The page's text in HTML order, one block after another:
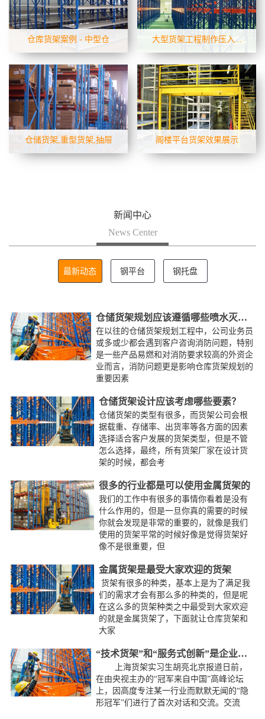
仓库货架案例 - 中型仓
此类仓库中，低、高位仓库大
多用前移式电瓶叉车、平衡重
电瓶叉车、三向叉车进行存取
作业，货架较矮时也可用电动
堆高机，超高位仓库用堆垛机
进行存取作
大型货架工程制作压入...
依据先进后出的原则，将托盘
（或料箱）置于台车上，后储
存的货物会将原先货物推往里
面；台车跨于倾斜轨道上，当
外侧货物被取走时，里面的台
车会自动滑
仓储货架,重型货架,抽屉
货架结构，通常用于存放模具
计制作成抽屉式结构，安全可
阁楼平台货架效果展示
阁楼货架是一种充分利用仓库
阁楼楼板上一般可放轻泡及中
小件货物或
新闻中心
News Center
仓储货架规划应该遵循哪些喷水灭火系统规范？
在以往的仓储货架规划工程中，公司业务员
或多或少都会遇到客户咨询消防问题，特别
是一些产品易燃和对消防要求较高的外资企
业而言，消防问题更是影响仓库货架规划的
重要因素
仓储货架设计应该考虑哪些要素？
仓储货架的类型有很多，而货架公司会根
据载重、存储率、出货率等各方面的因素
选择适合客户发展的货架类型，但是不管
怎么选择，最终，所有货架厂家在设计货
架的时候，都会考
很多的行业都是可以使用金属货架的
我们的工作中有很多的事情你看着是没有
什么作用的，但是一旦你真的需要的时候
你就会发现是非常的重要的，就像是我们
使用的货架平常的时候好像是觉得货架好
像不是很重要，但
金属货架是最受大家欢迎的货架
货架有很多的种类，基本上是为了满足我
们的需求才会有那么多的种类的，但是呢
在这么多的货架种类之中最受到大家欢迎
的就是金属货架了，下面就让仓库货架和
大家
“技术货架”和“服务式创新”是企业成长秘诀
上海货架实习生胡亮北京报道日前，
在由央视主办的“冠军来自中国”高峰论坛
上，因高度专注某一行业而默默无闻的“隐
形冠军”们进行了首次对话和交流。交流